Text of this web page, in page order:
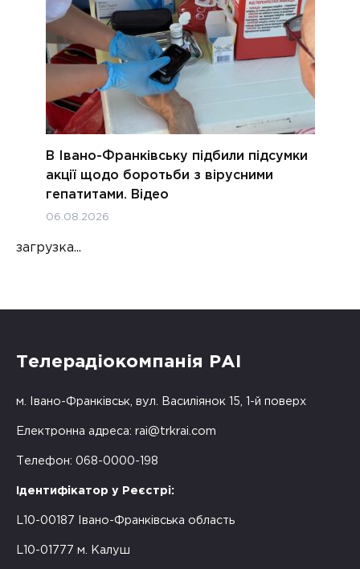
В Івано-Франківську підбили підсумки
акції щодо боротьби з вірусними
гепатитами. Відео
06.08.2026
загрузка...
Телерадіокомпанія РАІ
м. Івано-Франківськ, вул. Василіянок 15, 1-й поверх
Електронна адреса: rai@trkrai.com
Телефон: 068-0000-198
Ідентифікатор у Реєстрі:
L10-00187 Івано-Франківська область
L10-01777 м. Калуш